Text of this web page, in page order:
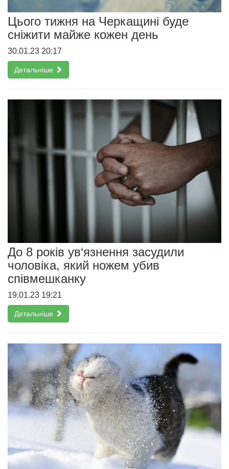
Цього тижня на Черкащині буде
сніжити майже кожен день
30.01.23 20:17
Детальніше
До 8 років ув‘язнення засудили
чоловіка, який ножем убив
співмешканку
19.01.23 19:21
Детальніше